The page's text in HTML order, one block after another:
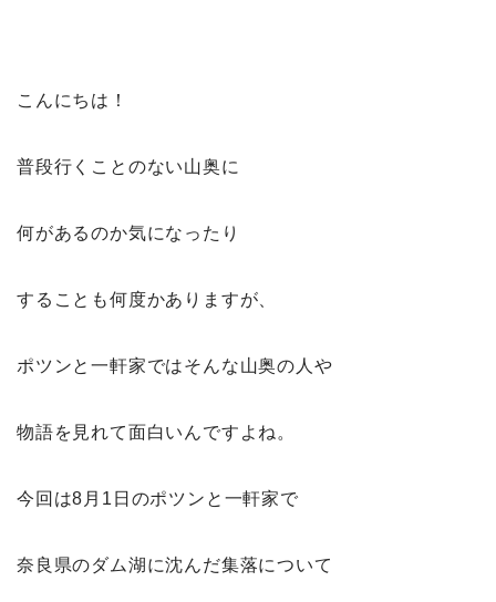
こんにちは！
普段行くことのない山奥に
何があるのか気になったり
することも何度かありますが、
ポツンと一軒家ではそんな山奥の人や
物語を見れて面白いんですよね。
今回は8月1日のポツンと一軒家で
奈良県のダム湖に沈んだ集落について